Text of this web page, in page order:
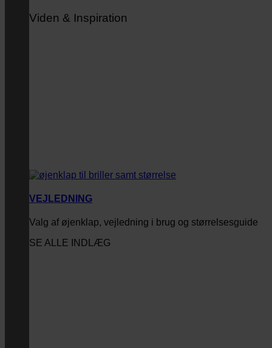
Viden & Inspiration
VEJLEDNING
Valg af øjenklap, vejledning i brug og størrelsesguide
SE ALLE INDLÆG